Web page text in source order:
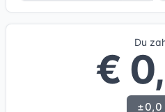
Du
€
±0,0